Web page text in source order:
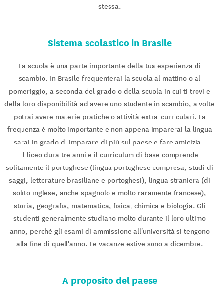
stessa.
Sistema scolastico in Brasile
La scuola è una parte importante della tua esperienza di
scambio. In Brasile frequenterai la scuola al mattino o al
pomeriggio, a seconda del grado o della scuola in cui ti trovi e
della loro disponibilità ad avere uno studente in scambio, a volte
potrai avere materie pratiche o attività extra-curriculari. La
frequenza è molto importante e non appena imparerai la lingua
sarai in grado di imparare di più sul paese e fare amicizia.
Il liceo dura tre anni e il curriculum di base comprende
solitamente il portoghese (lingua portoghese compresa, studi di
saggi, letterature brasiliane e portoghesi), lingua straniera (di
solito inglese, anche spagnolo e molto raramente francese),
storia, geografia, matematica, fisica, chimica e biologia. Gli
studenti generalmente studiano molto durante il loro ultimo
anno, perché gli esami di ammissione all'università si tengono
alla fine di quell'anno. Le vacanze estive sono a dicembre.
A proposito del paese